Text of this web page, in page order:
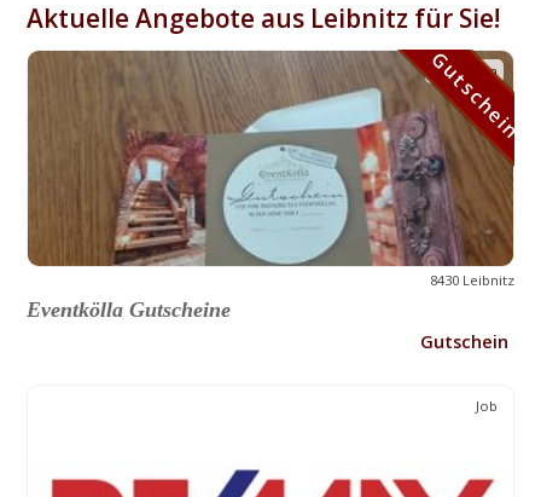
Aktuelle Angebote aus Leibnitz für Sie!
Gutschein
8430 Leibnitz
Eventkölla Gutscheine
Gutschein
Gutschein
Job